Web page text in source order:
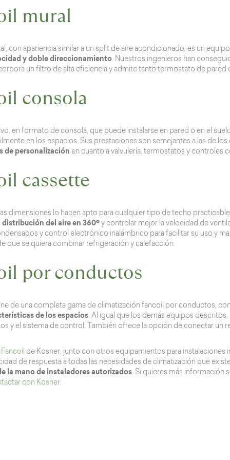
mural
con apariencia similar a un split de aire acondicionado, es un
y doble direccionamiento. Nuestros ingenieros han
un filtro de alta eficiencia y admite tanto termostato de
consola
en formato de consola, que puede instalarse en pared o en el
en los espacios. Sus prestaciones son semejantes a las de
de personalización en cuanto a valvulería, termostatos y controles
cassette
dimensiones lo hacen apto para cualquier tipo de techo
distribución del aire en 360ºy controlar mejor la velocidad de
y control electrónico inalámbrico para facilitar su uso y
que se quiera combinar refrigeración y calefacción.
por conductos
de una completa gama de climatización fancoil por conductos,
de los espacios. Al igual que los demás equipos
y el sistema de control. También ofrece la opción de conectar un
Fancoil de Kosner, junto con otros equipamientos para instalaciones
de respuesta a todas las necesidades de climatización que
la mano de instaladores autorizados. Si quieres más información
con Kosner.